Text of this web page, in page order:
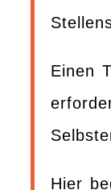
Einen
Hier